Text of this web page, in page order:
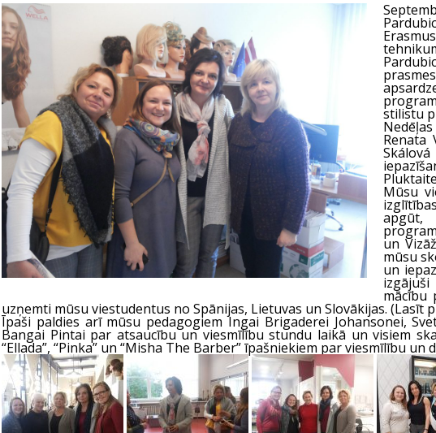
stilistu
Renata
Mūsu
un
mūsu
un
izgājuši
uzņemti mūsu viestudentus no Spānijas, Lietuvas un Slovākijas. (Lasīt
Īpaši paldies arī mūsu pedagogiem Ingai Brigaderei Johansonei,
Bangai Pintai par atsaucību un viesmīlību stundu laikā un visiem
“Ellada”, “Pinka” un “Misha The Barber” īpašniekiem par viesmīlību